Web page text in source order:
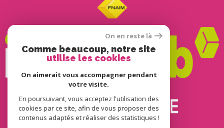
© 2022 Tous droits réservés
Traduction powered by Google
On en reste là
Comme beaucoup, notre site
utilise les cookies
On aimerait vous accompagner pendant
votre visite.
En poursuivant, vous acceptez l'utilisation des
cookies par ce site, afin de vous proposer des
contenus adaptés et réaliser des statistiques !